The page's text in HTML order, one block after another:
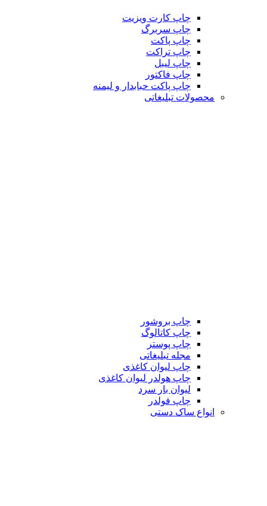
چاپ کارت ویزیت
چاپ سربرگ
چاپ پاکت
چاپ تراکت
چاپ لیبل
چاپ فاکتور
چاپ پاکت حبابدار و لیمنه
محصولات تبلیغاتی
چاپ بروشور
چاپ کاتالوگ
چاپ پوستر
مجله تبلیغاتی
چاپ لیوان کاغذی
چاپ هولدر لیوان کاغذی
لیوان بار سرد
چاپ فولدر
انواع ساک دستی